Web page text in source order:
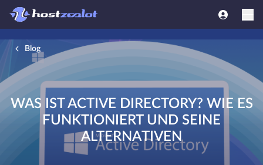
Blog
WAS IST ACTIVE DIRECTORY? WIE ES
FUNKTIONIERT UND SEINE
ALTERNATIVEN